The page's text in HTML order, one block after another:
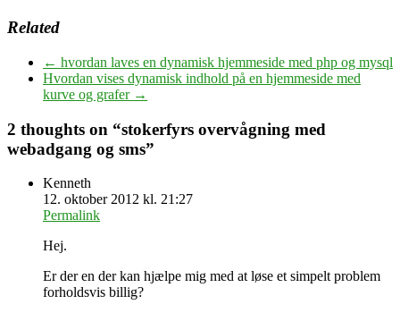
Related
← hvordan laves en dynamisk hjemmeside med php og mysql
Hvordan vises dynamisk indhold på en hjemmeside med
kurve og grafer →
2 thoughts on “stokerfyrs overvågning med
webadgang og sms”
Kenneth
12. oktober 2012 kl. 21:27
Permalink
Hej.
Er der en der kan hjælpe mig med at løse et simpelt problem
forholdsvis billig?